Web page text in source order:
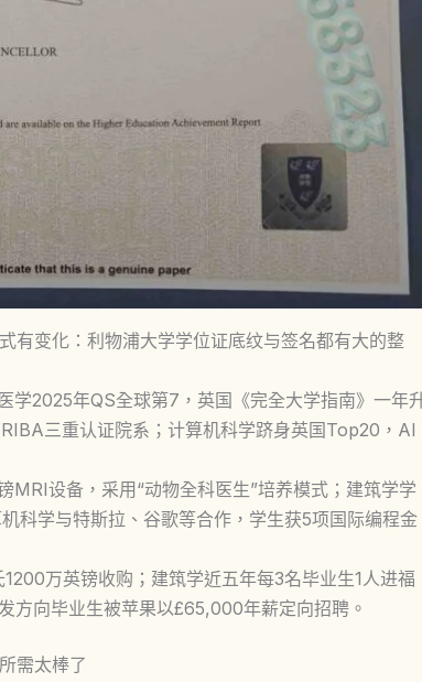
有变化：利物浦大学学位证底纹与签名都有大的整
学2025年QS全球第7，英国《完全大学指南》一年
三重认证院系；计算机科学跻身英国Top20，AI
设备，采用“动物全科医生”培养模式；建筑学学
科学与特斯拉、谷歌等合作，学生获5项国际编程金
万英镑收购；建筑学近五年每3名毕业生1人进福
方向毕业生被苹果以£65,000年薪定向招聘。
需太棒了